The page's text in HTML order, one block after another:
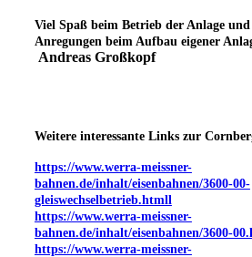
Viel Spaß beim Betrieb der Anlage
Anregungen beim Aufbau eigener
Andreas Großkopf
Weitere interessante Links zur
https://www.werra-meissner-
bahnen.de/inhalt/eisenbahnen/3600-00-
gleiswechselbetrieb.htmll
https://www.werra-meissner-
bahnen.de/inhalt/eisenbahnen/3600-
https://www.werra-meissner-